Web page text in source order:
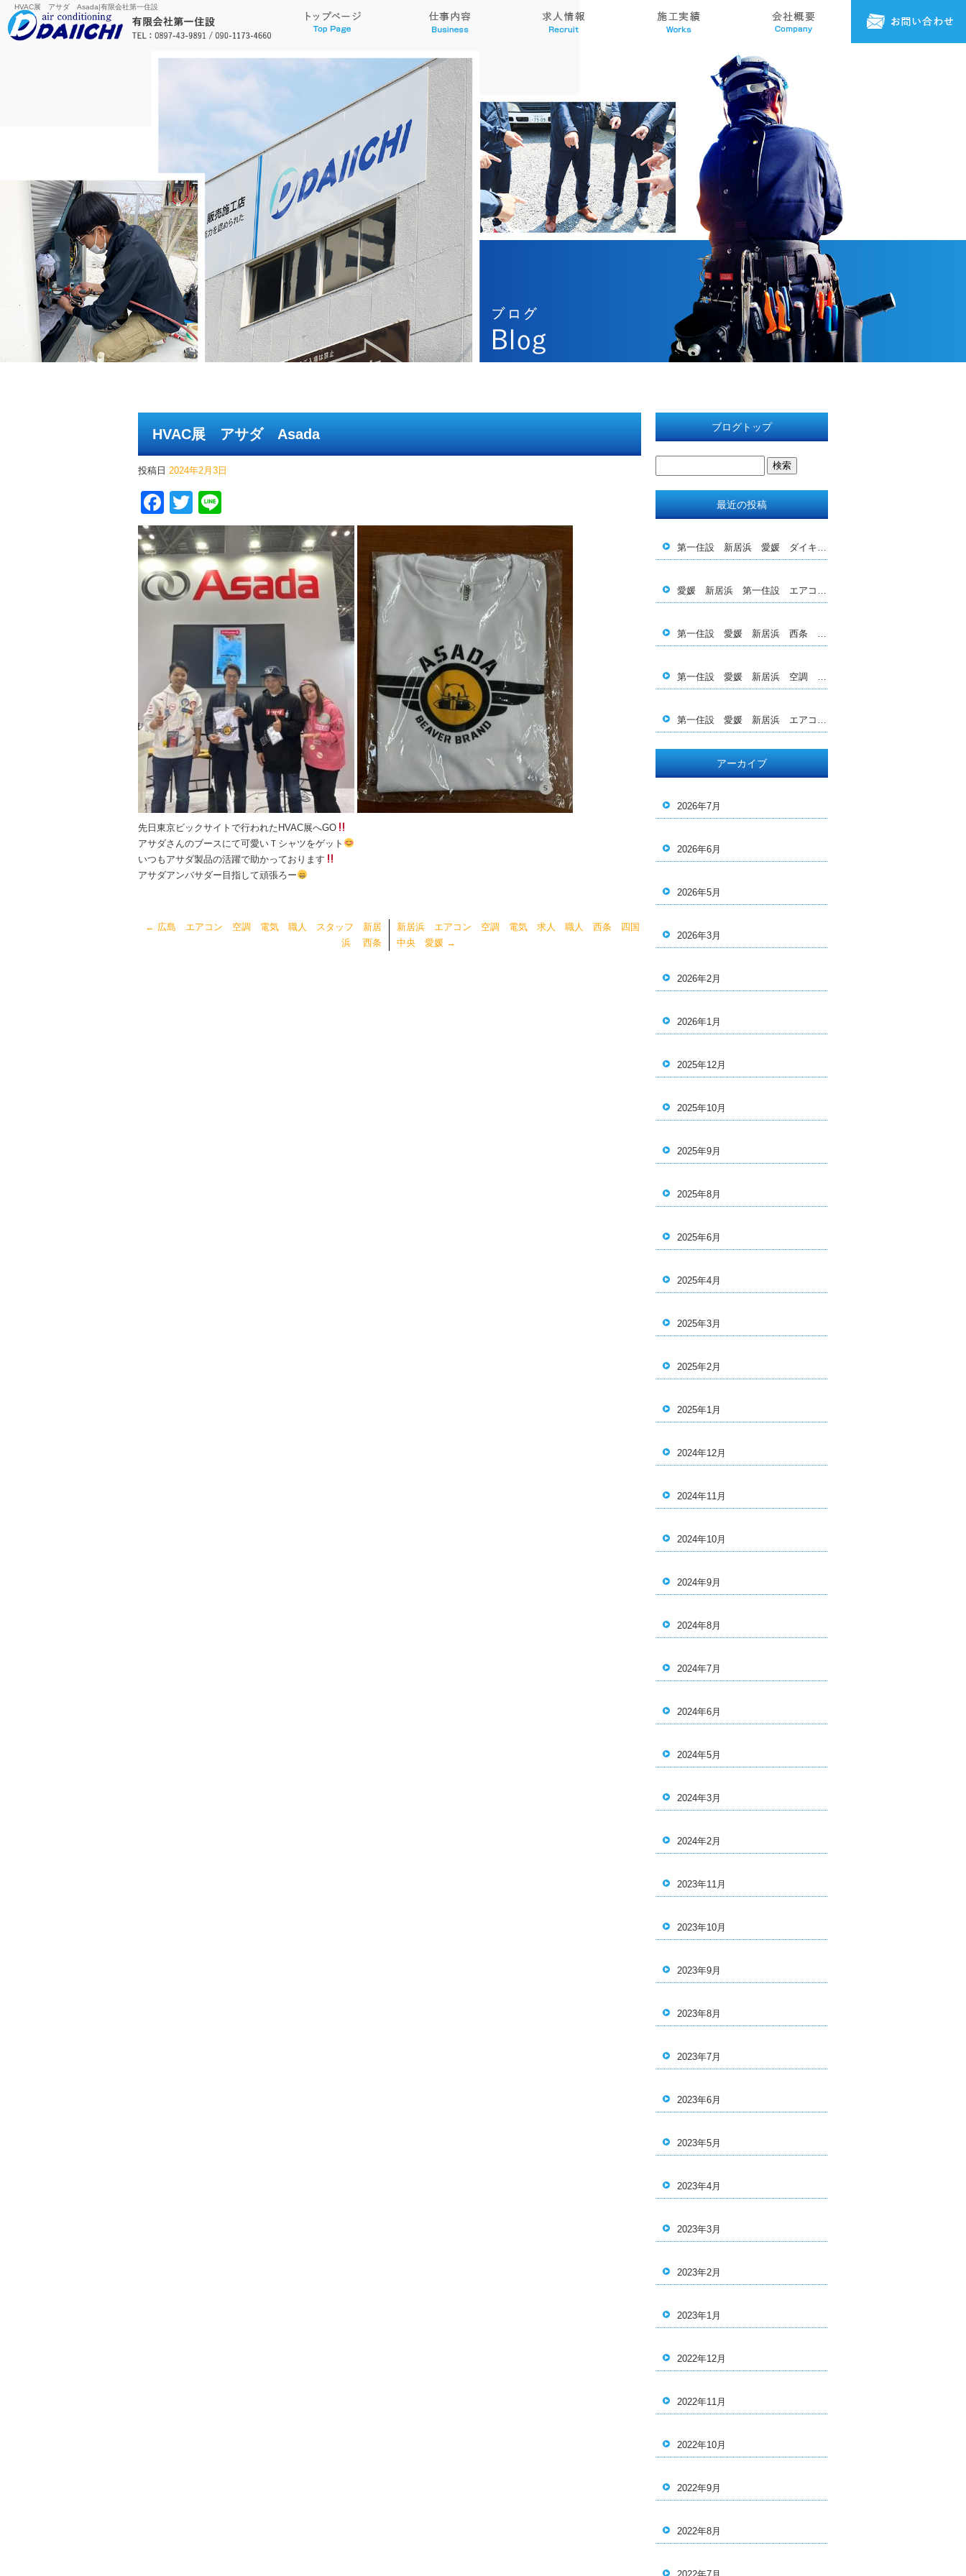
HVAC展 アサダ Asada|有限会社第一住設
HVAC展 アサダ Asada
投稿日 2024年2月3日
Facebook
Twitter
先日東京ビックサイトで行われたHVAC展へGO
アサダさんのブースにて可愛いＴシャツをゲット
いつもアサダ製品の活躍で助かっております
アサダアンバサダー目指して頑張ろー
← 広島 エアコン 空調 電気 職人 スタッフ 新居
浜 西条
新居浜 エアコン 空調 電気 求人 職人 西条 四国
中央 愛媛 →
ブログトップ
最近の投稿
第一住設 新居浜 愛媛 ダイキン エアコン 空調 三 菱 日立 工事 設計 メンテナンス 保守 補助金 助 成金 施工 管理 新匠会 西条 四国中央 今治 電気 換気 全熱交換 結露対策 育成 転職 求人 休日 休暇 BBQ
愛媛 新居浜 第一住設 エアコン エコキュート 空調 電気 施工 設計 メンテナンス 保守 換気 補助金 助成金 人材 転職 求人 ダイキン 日立 三菱 Pan asonic 2027年問題 スポット 工事 業務用 家庭用
第一住設 愛媛 新居浜 西条 四国中央 エアコン 空 調 換気 電気 工事 施工 福利厚生 社員募集 若手 育成 ダイキン 三菱 日立 ダクト 設計 メンテナン ス 洗浄 掃除 旅行 飲み会 給料 今治 松山 香川 新匠会
第一住設 愛媛 新居浜 空調 エアコン 電気 工事 施工 保守 メンテナンス 熱中症対策 空調服 ダイキ ン 三菱 日立 Panasonic エコキュート 業務用 求人 転職 若手育成 福利厚生 換気 西条 四国中央 今治 社員 現場管理
第一住設 愛媛 新居浜 エアコン 空調 電気 工事 施工 設計 保守 メンテナンス 洗浄 西条 四国中央 今治 松山 高松 2027年 問題 家庭用 業務用 換 気 フィルター 更新 買い替え ダイキン 三菱 日立 Panasonic スイッチ 人材育成 人手不足 福利厚生 休 日 社員旅行 熱中症 情熱 重工 電力 工場見学
アーカイブ
2026年7月
2026年6月
2026年5月
2026年3月
2026年2月
2026年1月
2025年12月
2025年10月
2025年9月
2025年8月
2025年6月
2025年4月
2025年3月
2025年2月
2025年1月
2024年12月
2024年11月
2024年10月
2024年9月
2024年8月
2024年7月
2024年6月
2024年5月
2024年3月
2024年2月
2023年11月
2023年10月
2023年9月
2023年8月
2023年7月
2023年6月
2023年5月
2023年4月
2023年3月
2023年2月
2023年1月
2022年12月
2022年11月
2022年10月
2022年9月
2022年8月